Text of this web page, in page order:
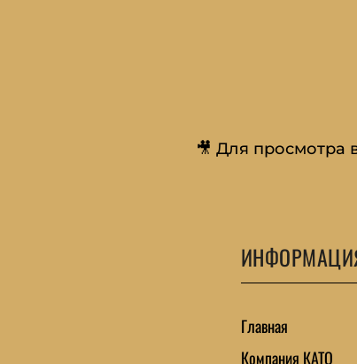
🎥 Для просмотра
Главная
Компания КАТО